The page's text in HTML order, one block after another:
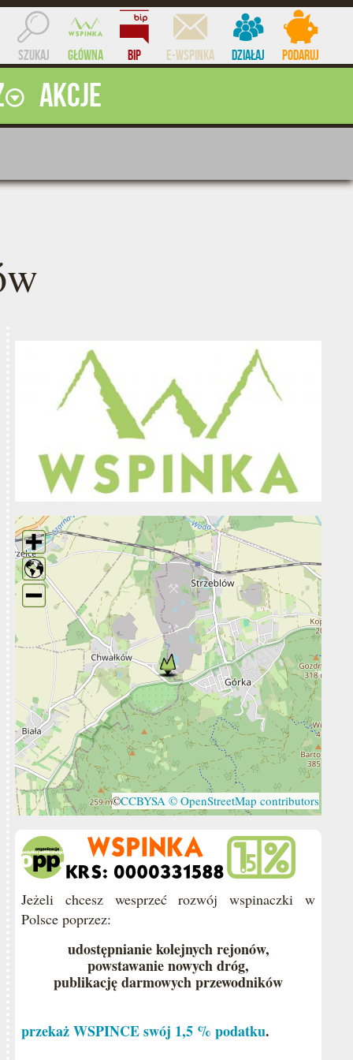
Szukaj Główna BIP e-WSPINKA Działaj Podaruj
Akcje
©CCBYSA © OpenStreetMap contributors
Jeżeli chcesz wesprzeć rozwój wspinaczki w
Polsce poprzez:
udostępnianie kolejnych rejonów,
powstawanie nowych dróg,
publikację darmowych przewodników
przekaż WSPINCE swój 1,5 % podatku.